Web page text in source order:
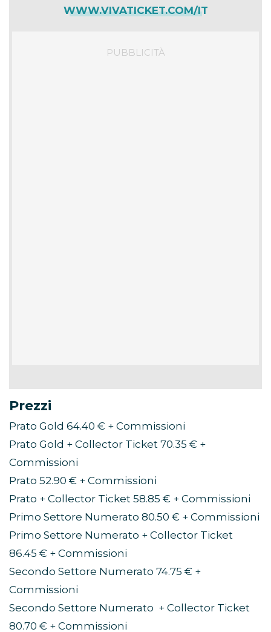
WWW.VIVATICKET.COM/IT
Prezzi
Prato Gold 64.40 € + Commissioni
Prato Gold + Collector Ticket 70.35 € +
Commissioni
Prato 52.90 € + Commissioni
Prato + Collector Ticket 58.85 € + Commissioni
Primo Settore Numerato 80.50 € + Commissioni
Primo Settore Numerato + Collector Ticket
86.45 € + Commissioni
Secondo Settore Numerato 74.75 € +
Commissioni
Secondo Settore Numerato + Collector Ticket
80.70 € + Commissioni